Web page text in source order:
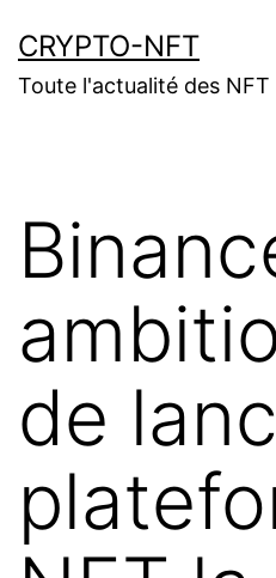
au
contenu
CRYPTO-NFT
Toute l'actualité des NFT
de